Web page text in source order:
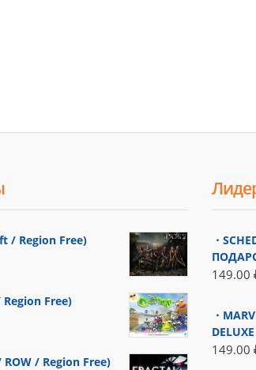
/ Region Free)
Free)
/ Region Free)
・
149.00
・
149.00